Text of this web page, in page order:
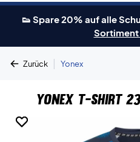
👟 Spare 20% auf alle
Sortiment
Zurück | Yonex
Yonex T-shirt